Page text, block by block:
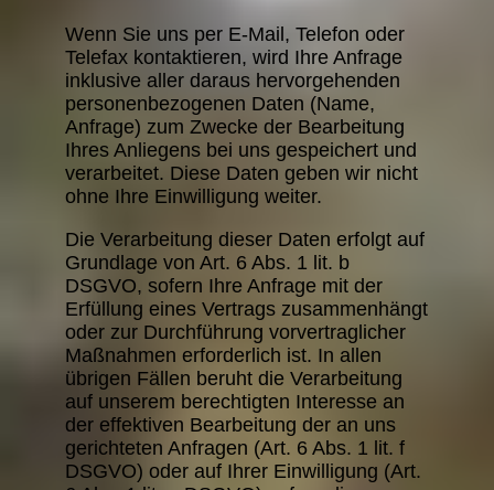
Wenn Sie uns per E-Mail, Telefon oder
Telefax kontaktieren, wird Ihre Anfrage
inklusive aller daraus hervorgehenden
personenbezogenen Daten (Name,
Anfrage) zum Zwecke der Bearbeitung
Ihres Anliegens bei uns gespeichert und
verarbeitet. Diese Daten geben wir nicht
ohne Ihre Einwilligung weiter.
Die Verarbeitung dieser Daten erfolgt auf
Grundlage von Art. 6 Abs. 1 lit. b
DSGVO, sofern Ihre Anfrage mit der
Erfüllung eines Vertrags zusammenhängt
oder zur Durchführung vorvertraglicher
Maßnahmen erforderlich ist. In allen
übrigen Fällen beruht die Verarbeitung
auf unserem berechtigten Interesse an
der effektiven Bearbeitung der an uns
gerichteten Anfragen (Art. 6 Abs. 1 lit. f
DSGVO) oder auf Ihrer Einwilligung (Art.